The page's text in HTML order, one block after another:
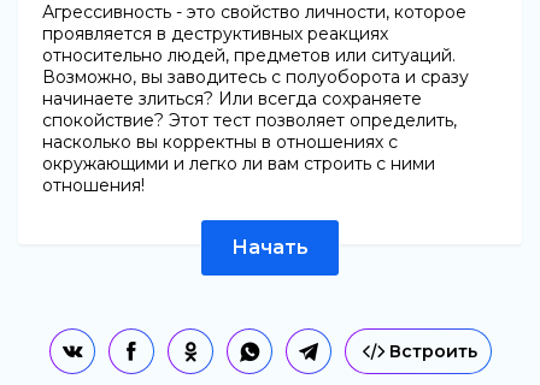
Агрессивность - это свойство личности, которое
проявляется в деструктивных реакциях
относительно людей, предметов или ситуаций.
Возможно, вы заводитесь с полуоборота и сразу
начинаете злиться? Или всегда сохраняете
спокойствие? Этот тест позволяет определить,
насколько вы корректны в отношениях с
окружающими и легко ли вам строить с ними
отношения!
Начать
Встроить